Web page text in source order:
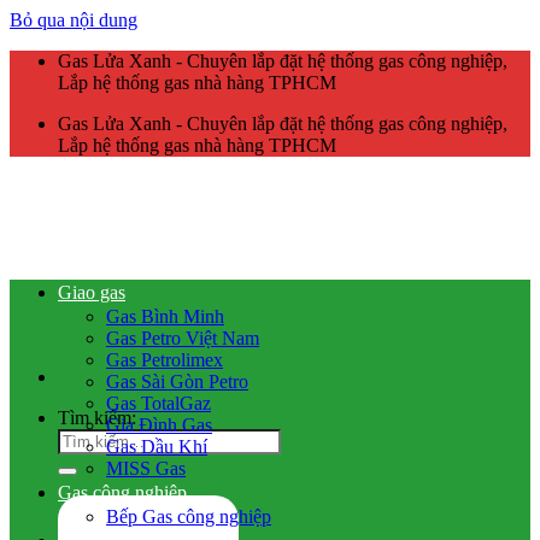
Bỏ qua nội dung
Gas Lửa Xanh - Chuyên lắp đặt hệ thống gas công nghiệp,
Lắp hệ thống gas nhà hàng TPHCM
Gas Lửa Xanh - Chuyên lắp đặt hệ thống gas công nghiệp,
Lắp hệ thống gas nhà hàng TPHCM
Tìm kiếm:
Giao gas
Gas Bình Minh
Gas Petro Việt Nam
Gas Petrolimex
Gas Sài Gòn Petro
Gas TotalGaz
Gia Đình Gas
Gas Dầu Khí
MISS Gas
Gas công nghiệp
Bếp Gas công nghiệp